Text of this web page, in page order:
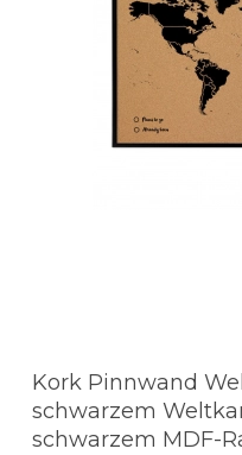
Kork Pinnwand
schwarzem
schwarzem MDF-